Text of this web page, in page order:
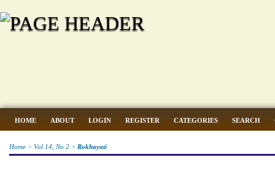
HOME ABOUT LOGIN REGISTER CATEGORIES SEARCH
Home > Vol 14, No 2 > Rokhayati